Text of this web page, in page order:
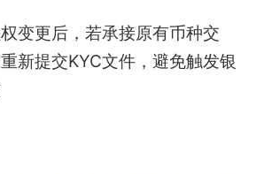
变更后，若承接原有币种交
新提交KYC文件，避免触发银